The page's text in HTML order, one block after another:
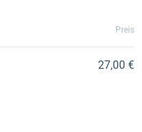
Preis
27,00 €